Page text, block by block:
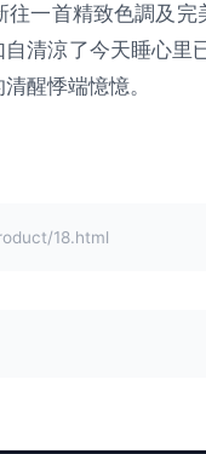
往一首精致色調及
清涼了今天睡心里
醒悸端憶憶。
18.html